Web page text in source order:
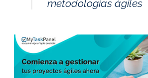
metodologías ágiles